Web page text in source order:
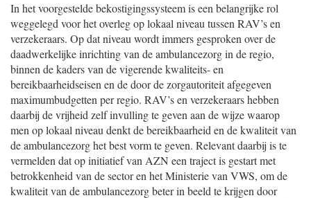
In het voorgestelde bekostigingssysteem is een belangrijke rol
weggelegd voor het overleg op lokaal niveau tussen RAV’s en
verzekeraars. Op dat niveau wordt immers gesproken over de
daadwerkelijke inrichting van de ambulancezorg in de regio,
binnen de kaders van de vigerende kwaliteits- en
bereikbaarheidseisen en de door de zorgautoriteit afgegeven
maximumbudgetten per regio. RAV’s en verzekeraars hebben
daarbij de vrijheid zelf invulling te geven aan de wijze waarop
men op lokaal niveau denkt de bereikbaarheid en de kwaliteit van
de ambulancezorg het best vorm te geven. Relevant daarbij is te
vermelden dat op initiatief van AZN een traject is gestart met
betrokkenheid van de sector en het Ministerie van VWS, om de
kwaliteit van de ambulancezorg beter in beeld te krijgen door